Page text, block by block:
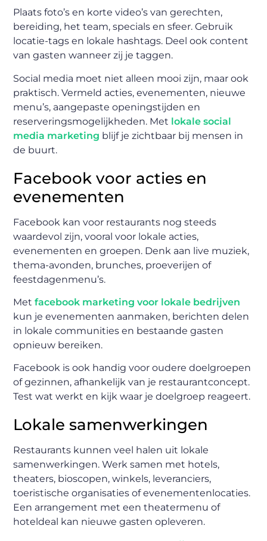
Plaats foto’s en korte video’s van gerechten,
bereiding, het team, specials en sfeer. Gebruik
locatie-tags en lokale hashtags. Deel ook content
van gasten wanneer zij je taggen.
Social media moet niet alleen mooi zijn, maar ook
praktisch. Vermeld acties, evenementen, nieuwe
menu’s, aangepaste openingstijden en
reserveringsmogelijkheden. Met lokale social
media marketing blijf je zichtbaar bij mensen in
de buurt.
Facebook voor acties en
evenementen
Facebook kan voor restaurants nog steeds
waardevol zijn, vooral voor lokale acties,
evenementen en groepen. Denk aan live muziek,
thema-avonden, brunches, proeverijen of
feestdagenmenu’s.
Metfacebook marketing voor lokale bedrijven
kun je evenementen aanmaken, berichten delen
in lokale communities en bestaande gasten
opnieuw bereiken.
Facebook is ook handig voor oudere doelgroepen
of gezinnen, afhankelijk van je restaurantconcept.
Test wat werkt en kijk waar je doelgroep reageert.
Lokale samenwerkingen
Restaurants kunnen veel halen uit lokale
samenwerkingen. Werk samen met hotels,
theaters, bioscopen, winkels, leveranciers,
toeristische organisaties of evenementenlocaties.
Een arrangement met een theatermenu of
hoteldeal kan nieuwe gasten opleveren.